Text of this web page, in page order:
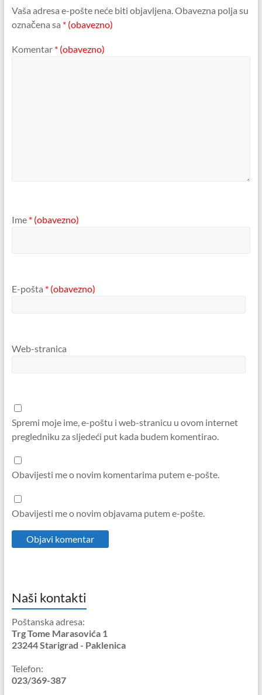
Vaša adresa e-pošte neće biti objavljena.Obavezna polja su
označena sa * (obavezno)
Komentar * (obavezno)
Ime * (obavezno)
E-pošta * (obavezno)
Web-stranica
Spremi moje ime, e-poštu i web-stranicu u ovom internet
pregledniku za sljedeći put kada budem komentirao.
Obavijesti me o novim komentarima putem e-pošte.
Obavijesti me o novim objavama putem e-pošte.
Naši kontakti
Poštanska adresa:
Trg Tome Marasovića 1
23244 Starigrad - Paklenica
Telefon:
023/369-387